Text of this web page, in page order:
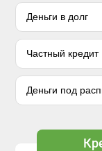
Деньги в долг
Частный кредит
Деньги под